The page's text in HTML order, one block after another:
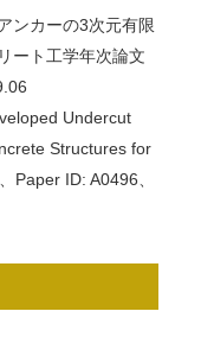
ンカーの3次元有限
ート工学年次論文
Undercut
Structures for
Paper ID: A0496、